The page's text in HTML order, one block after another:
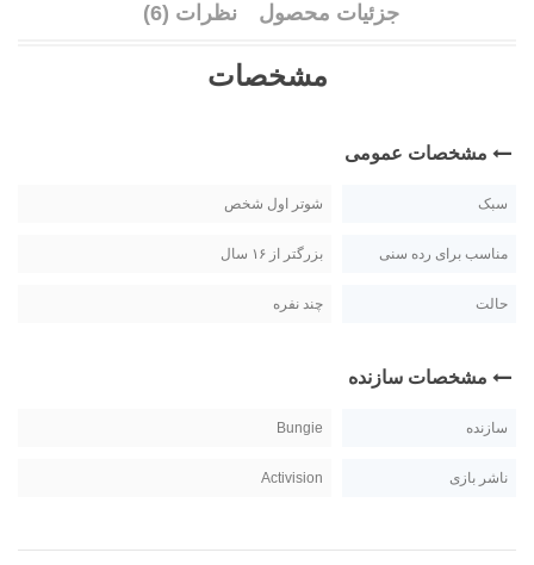
جزئیات محصول نظرات (6)
مشخصات
مشخصات عمومی
سبک شوتر اول شخص
مناسب برای رده سنی بزرگتر از ۱۶ سال
حالت چند نفره
مشخصات سازنده
سازنده Bungie
ناشر بازی Activision